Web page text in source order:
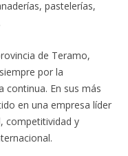
pastelerías,
de Teramo,
por la
continua. En sus más
en una empresa líder
competitividad y